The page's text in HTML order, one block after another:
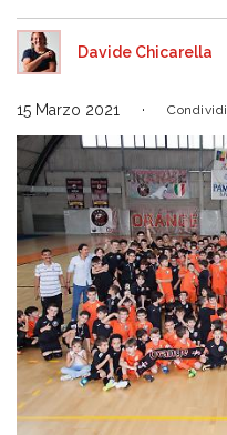
Davide Chicarella
15 Marzo 2021 Condividi